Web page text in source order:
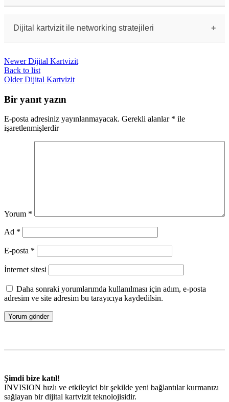
engellenmesi ile sağlanır. Verilerinizi güvende
tutmak için güvenilir uygulamaları tercih
etmelisiniz.
Dijital kartvizit ile networking stratejileri
imkanı sağlar ve iletişimi geliştirir. LinkedIn,
e-posta ve diğer dijital platformlarda iletişim
kurmak için kullanılabilir.
Newer Dijital Kartvizit
Back to list
Older Dijital Kartvizit
Bir yanıt yazın
E-posta adresiniz yayınlanmayacak. Gerekli alanlar * ile
işaretlenmişlerdir
Yorum *
Ad *
E-posta *
İnternet sitesi
Daha sonraki yorumlarımda kullanılması için adım, e-posta
adresim ve site adresim bu tarayıcıya kaydedilsin.
Şimdi bize katıl!
INVISION hızlı ve etkileyici bir şekilde yeni bağlantılar kurmanızı
sağlayan bir dijital kartvizit teknolojisidir.